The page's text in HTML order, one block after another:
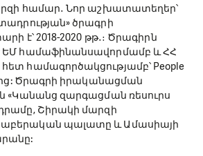
համար․ Նոր աշխատատեղեր՝
ծրագրի
է՝ 2018-2020 թթ․։ Ծրագիրն
ԵՄ համաֆինանսավորմամբ և ՀՀ
համագործակցությամբ՝ People
Ծրագրի իրականացման
«Կանանց զարգացման ռեսուրս
Շիրակի մարզի
պալատը և Ամասիայի